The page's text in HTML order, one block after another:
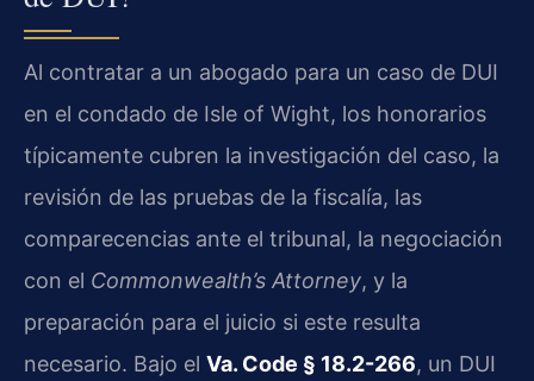
Al contratar a un abogado para un caso de DUI
en el condado de Isle of Wight, los honorarios
típicamente cubren la investigación del caso, la
revisión de las pruebas de la fiscalía, las
comparecencias ante el tribunal, la negociación
con el Commonwealth’s Attorney, y la
preparación para el juicio si este resulta
necesario. Bajo el Va. Code § 18.2-266, un DUI